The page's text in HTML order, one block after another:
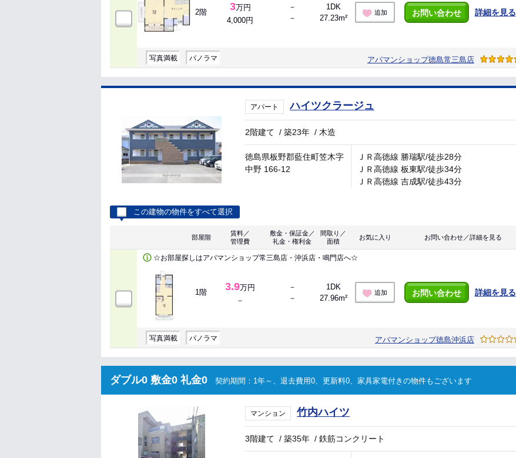
2階 3万円
4,000円
－
－
1DK
27.23m²
追加 お問い合わせ 詳細を見る
写真満載 パノラマ アパマンショップ徳島常三島店
アパート ハイツクラージュ
2階建て /築23年 / 木造
徳島県板野郡藍住町笠木字
中野 166-12
ＪＲ高徳線 勝瑞駅/徒歩28分
ＪＲ高徳線 板東駅/徒歩34分
ＪＲ高徳線 吉成駅/徒歩43分
この建物の物件をすべて選択
部屋階
賃料／
管理費
敷金・保証金／
礼金・権利金
間取り／
面積
お気に入り お問い合わせ／詳細を見る
☆お部屋探しはアパマンショップ常三島店・沖浜店・鳴門店へ☆
1階 3.9万円
－
－
－
1DK
27.96m²
追加 お問い合わせ 詳細を見る
写真満載 パノラマ アパマンショップ徳島沖浜店
ダブル0 敷金0 礼金0 契約期間：1年～、退去費用0、更新料0、家具家電付きの物件もございます
マンション 竹内ハイツ
3階建て /築35年 /鉄筋コンクリート